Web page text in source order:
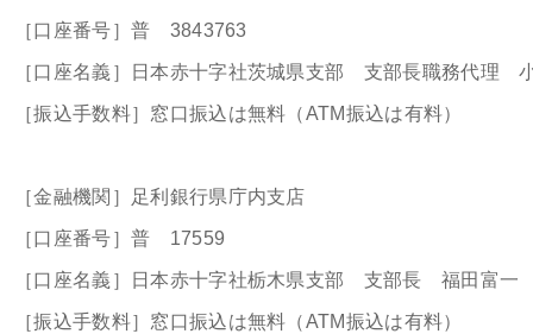
［口座番号］普 3843763
［口座名義］日本赤十字社茨城県支部 支部長職務代理
［振込手数料］窓口振込は無料（ATM振込は有料）
［金融機関］足利銀行県庁内支店
［口座番号］普 17559
［口座名義］日本赤十字社栃木県支部 支部長 福田富一
［振込手数料］窓口振込は無料（ATM振込は有料）